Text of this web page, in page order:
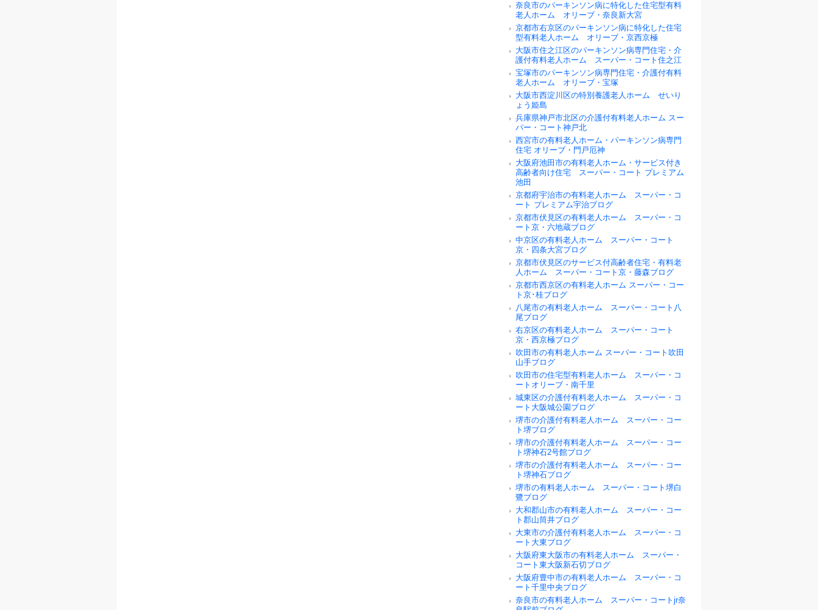
奈良市のパーキンソン病に特化した住宅型有料
老人ホーム オリーブ・奈良新大宮
京都市右京区のパーキンソン病に特化した住宅
型有料老人ホーム オリーブ・京西京極
大阪市住之江区のパーキンソン病専門住宅・介
護付有料老人ホーム スーパー・コート住之江
宝塚市のパーキンソン病専門住宅・介護付有料
老人ホーム オリーブ・宝塚
大阪市西淀川区の特別養護老人ホーム せいり
ょう姫島
兵庫県神戸市北区の介護付有料老人ホーム スー
パー・コート神戸北
西宮市の有料老人ホーム・パーキンソン病専門
住宅 オリーブ・門戸厄神
大阪府池田市の有料老人ホーム・サービス付き
高齢者向け住宅 スーパー・コート プレミアム
池田
京都府宇治市の有料老人ホーム スーパー・コ
ート プレミアム宇治ブログ
京都市伏見区の有料老人ホーム スーパー・コ
ート京・六地蔵ブログ
中京区の有料老人ホーム スーパー・コート
京・四条大宮ブログ
京都市伏見区のサービス付高齢者住宅・有料老
人ホーム スーパー・コート京・藤森ブログ
京都市西京区の有料老人ホーム スーパー・コー
ト京･桂ブログ
八尾市の有料老人ホーム スーパー・コート八
尾ブログ
右京区の有料老人ホーム スーパー・コート
京・西京極ブログ
吹田市の有料老人ホーム スーパー・コート吹田
山手ブログ
吹田市の住宅型有料老人ホーム スーパー・コ
ートオリーブ・南千里
城東区の介護付有料老人ホーム スーパー・コ
ート大阪城公園ブログ
堺市の介護付有料老人ホーム スーパー・コー
ト堺ブログ
堺市の介護付有料老人ホーム スーパー・コー
ト堺神石2号館ブログ
堺市の介護付有料老人ホーム スーパー・コー
ト堺神石ブログ
堺市の有料老人ホーム スーパー・コート堺白
鷺ブログ
大和郡山市の有料老人ホーム スーパー・コー
ト郡山筒井ブログ
大東市の介護付有料老人ホーム スーパー・コ
ート大東ブログ
大阪府東大阪市の有料老人ホーム スーパー・
コート東大阪新石切ブログ
大阪府豊中市の有料老人ホーム スーパー・コ
ート千里中央ブログ
奈良市の有料老人ホーム スーパー・コートjr奈